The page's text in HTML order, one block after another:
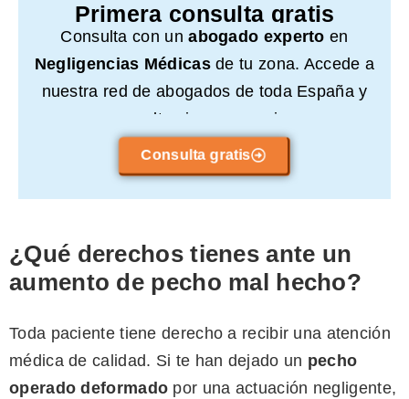
Primera consulta gratis
Consulta con unabogado experto en
Negligencias Médicasde tu zona. Accede a
nuestra red de abogados de toda España y
consulta sin compromiso.
Consulta gratis
¿Qué derechos tienes ante un
aumento de pecho mal hecho?
Toda paciente tiene derecho a recibir una atención
médica de calidad. Si te han dejado un pecho
operado deformado por una actuación negligente,